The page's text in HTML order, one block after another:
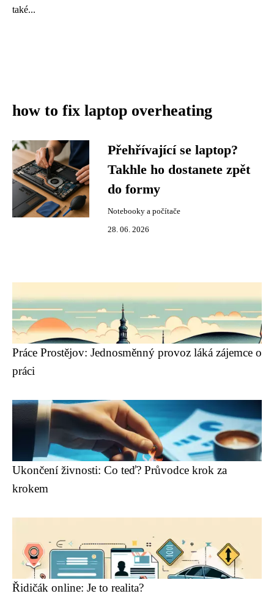
také...
how to fix laptop overheating
Přehřívající se laptop?
Takhle ho dostanete zpět
do formy
Notebooky a počítače
28. 06. 2026
Práce Prostějov: Jednosměnný provoz láká zájemce o
práci
Ukončení živnosti: Co teď? Průvodce krok za
krokem
Řidičák online: Je to realita?